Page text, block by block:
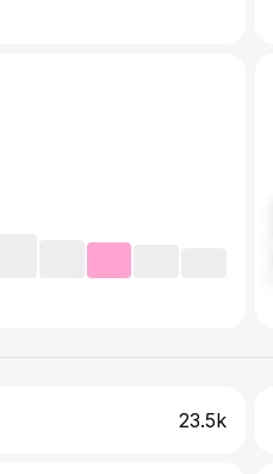
23.5k